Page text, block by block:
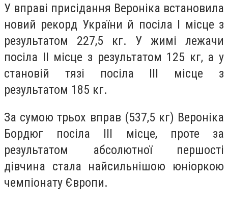
У вправі присідання Вероніка встановила
новий рекорд України й посіла І місце з
результатом 227,5 кг. У жимі лежачи
посіла II місце з результатом 125 кг, а у
становій тязі посіла III місце з
результатом 185 кг.
За сумою трьох вправ (537,5 кг) Вероніка
Бордюг посіла III місце, проте за
результатом абсолютної першості
дівчина стала найсильнішою юніоркою
чемпіонату Європи.